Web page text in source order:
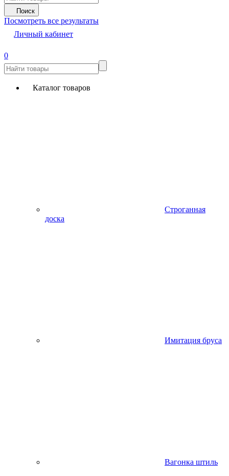
Поиск
Посмотреть все результаты
Личный кабинет
0
Каталог товаров
Строганная
доска
Имитация бруса
Вагонка штиль